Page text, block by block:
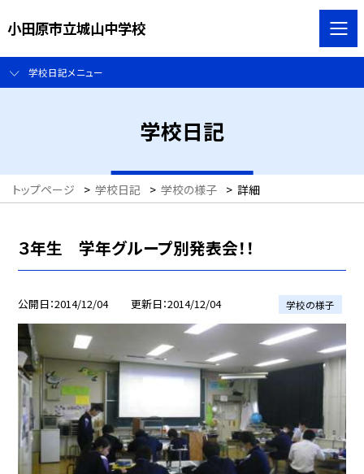
小田原市立城山中学校
学校日記メニュー
学校日記
トップページ > 学校日記 > 学校の様子 > 詳細
３年生 学年グループ別発表会！！
公開日 2014/12/04 更新日 2014/12/04 学校の様子